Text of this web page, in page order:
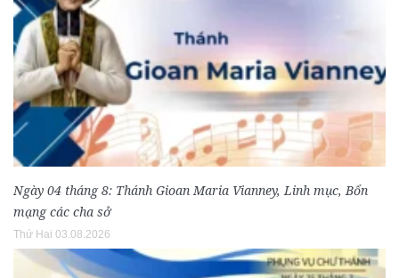
Ngày 04 tháng 8: Thánh Gioan Maria Vianney, Linh mục, Bổn
mạng các cha sở
Thứ Hai 03.08.2026